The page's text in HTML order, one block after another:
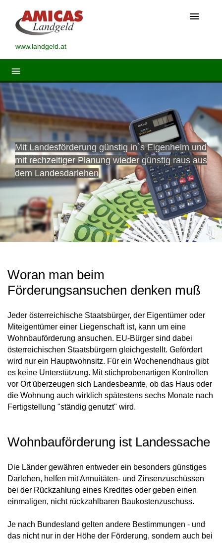
menu
www.landgeld.at
menu
Mit Landesförderung günstig in`s Eigenheim und
mit rechzeitiger Planung wieder günstig raus aus
dem Landesdarlehen
Woran man beim
Förderungsansuchen denken muß
Jeder österreichische Staatsbürger, der Eigentümer oder
Miteigentümer einer Liegenschaft ist, kann um eine
Wohnbauförderung ansuchen. EU-Bürger sind dabei
österreichischen Staatsbürgern gleichgestellt. Gefördert
wird nur ein Hauptwohnsitz. Für ein Wochenendhaus gibt
es keine Unterstützung. Mit stichprobenartigen Kontrollen
vor Ort überzeugen sich Landesbeamte, ob das Haus oder
die Wohnung auch wirklich spätestens sechs Monate nach
Fertigstellung "ständig genutzt" wird.
Wohnbauförderung ist Landessache
Die Länder gewähren entweder ein besonders günstiges
Darlehen, helfen mit Annuitäten- und Zinsenzuschüssen
bei der Rückzahlung eines Kredites oder geben einen
einmaligen, nicht rückzahlbaren Baukostenzuschuss.
Je nach Bundesland gelten andere Bestimmungen - und
das nicht nur in der Höhe der Förderung, sondern auch bei